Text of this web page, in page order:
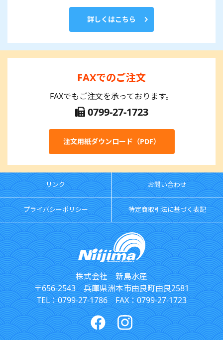
詳しくはこちら
FAXでのご注文
FAXでもご注文を承っております。
0799-27-1723
注文用紙ダウンロード（PDF）
リンク お問い合わせ
プライバシーポリシー 特定商取引法に基づく表記
株式会社 新島水産
〒656-2543 兵庫県洲本市由良町由良2581
TEL：0799-27-1786 FAX：0799-27-1723